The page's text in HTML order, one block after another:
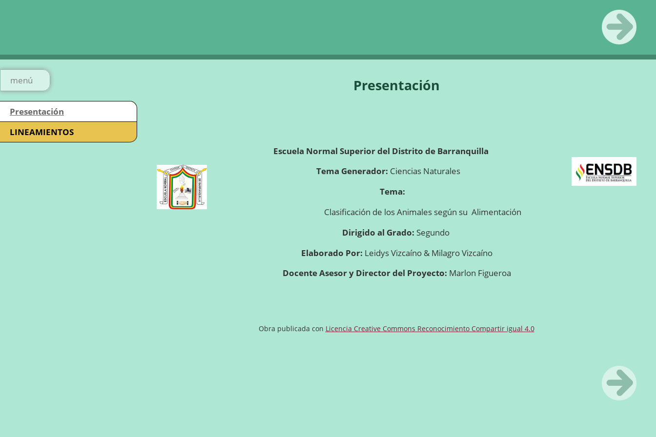
menú
Presentación
LINEAMIENTOS
Siguiente
Presentación
Escuela Normal Superior del Distrito de Barranquilla
Tema Generador: Ciencias Naturales
Tema:
Clasificación de los Animales según su Alimentación
Dirigido al Grado: Segundo
Elaborado Por: Leidys Vizcaíno & Milagro Vizcaíno
Docente Asesor y Director del Proyecto: Marlon Figueroa
Obra publicada con Licencia Creative Commons Reconocimiento Compartir igual 4.0
Siguiente